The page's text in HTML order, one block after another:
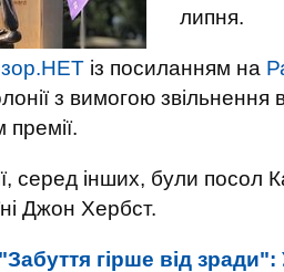
липня.
із посиланням на
з вимогою звільнення
серед інших, були посол
Джон Хербст.
"Забуття гірше від зради":